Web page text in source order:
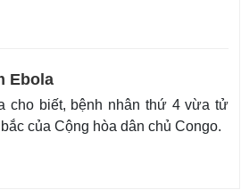
Ebola
cho biết, bệnh nhân thứ 4 vừa tử
của Cộng hòa dân chủ Congo.